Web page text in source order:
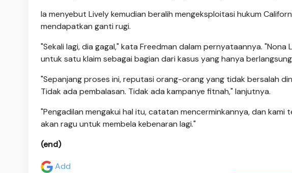
Ia menyebut Lively kemudian beralih mengeksploitasi hukum
mendapatkan ganti rugi.
"Sekali lagi, dia gagal," kata Freedman dalam pernyataannya.
untuk satu klaim sebagai bagian dari kasus yang hanya
"Sepanjang proses ini, reputasi orang-orang yang tidak bersalah
Tidak ada pembalasan. Tidak ada kampanye fitnah," lanjutnya.
"Pengadilan mengakui hal itu, catatan mencerminkannya, dan kami
akan ragu untuk membela kebenaran lagi."
(end)
Add